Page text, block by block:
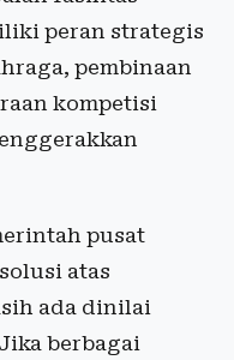
peran strategis
pembinaan
kompetisi
pusat
atas
ada dinilai
berbagai